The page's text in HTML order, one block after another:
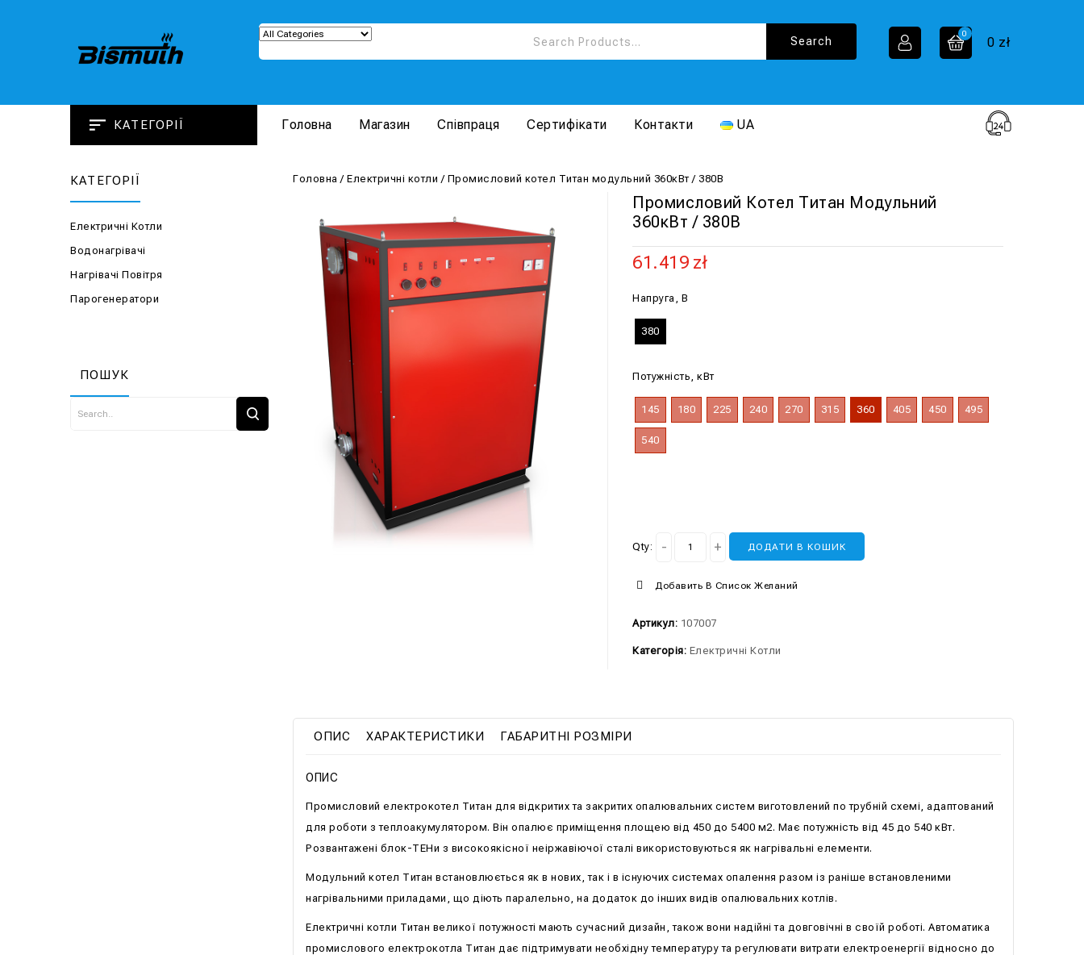
0
0 zł
КАТЕГОРІЇ Головна Магазин Співпраця Сертифікати Контакти UA
КАТЕГОРІЇ
Електричні Котли
Водонагрівачі
Нагрівачі Повітря
Парогенератори
ПОШУК
Головна / Електричні котли / Промисловий котел Титан модульний 360кВт / 380В
Промисловий Котел Титан Модульний
360кВт / 380В
61.419 zł
Напруга, В
380
Потужність, кВт
145 180 225 240 270 315 360 405 450 495
540
Qty: ДОДАТИ В КОШИК
Добавить В Список Желаний
Артикул: 107007
Категорія: Електричні Котли
ОПИС ХАРАКТЕРИСТИКИ ГАБАРИТНІ РОЗМІРИ
ОПИС
Промисловий електрокотел Титан для відкритих та закритих опалювальних систем виготовлений по трубній схемі, адаптований
для роботи з теплоакумулятором. Він опалює приміщення площею від 450 до 5400 м2. Має потужність від 45 до 540 кВт.
Розвантажені блок-ТЕНи з високоякісної неіржавіючої сталі використовуються як нагрівальні елементи.
Модульний котел Титан встановлюється як в нових, так і в існуючих системах опалення разом із раніше встановленими
нагрівальними приладами, що діють паралельно, на додаток до інших видів опалювальних котлів.
Електричні котли Титан великої потужності мають сучасний дизайн, також вони надійні та довговічні в своїй роботі. Автоматика
промислового електрокотла Титан дає підтримувати необхідну температуру та регулювати витрати електроенергії відносно до